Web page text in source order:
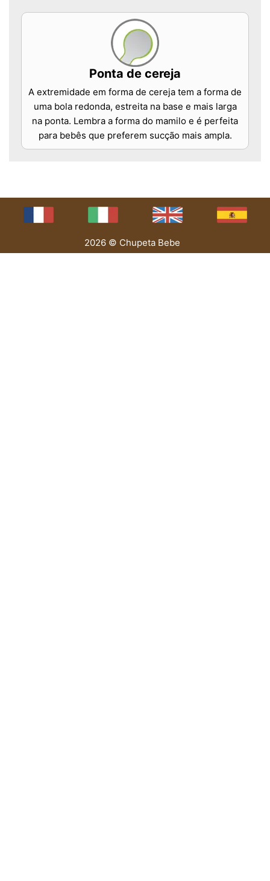
Ponta de cereja
A extremidade em forma de cereja tem a forma de
uma bola redonda, estreita na base e mais larga
na ponta. Lembra a forma do mamilo e é perfeita
para bebês que preferem sucção mais ampla.
2026 © Chupeta Bebe